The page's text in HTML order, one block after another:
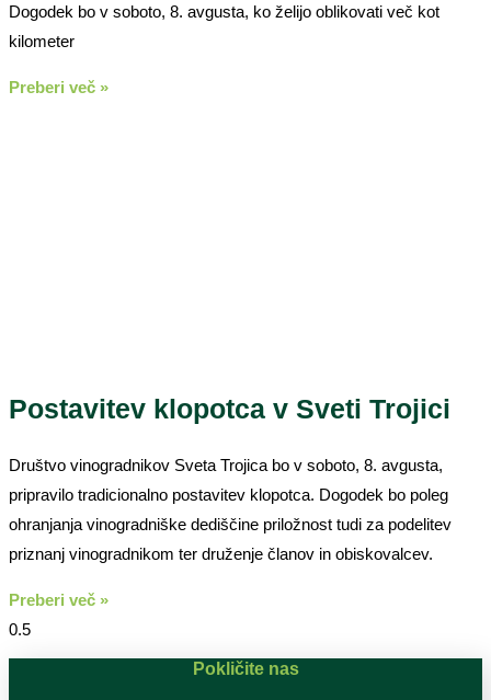
Dogodek bo v soboto, 8. avgusta, ko želijo oblikovati več kot
kilometer
Preberi več »
Postavitev klopotca v Sveti Trojici
Društvo vinogradnikov Sveta Trojica bo v soboto, 8. avgusta,
pripravilo tradicionalno postavitev klopotca. Dogodek bo poleg
ohranjanja vinogradniške dediščine priložnost tudi za podelitev
priznanj vinogradnikom ter druženje članov in obiskovalcev.
Preberi več »
Pokličite nas